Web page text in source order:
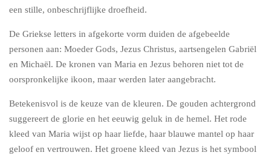
een stille, onbeschrijflijke droefheid.
De Griekse letters in afgekorte vorm duiden de afgebeelde
personen aan: Moeder Gods, Jezus Christus, aartsengelen Gabriël
en Michaël. De kronen van Maria en Jezus behoren niet tot de
oorspronkelijke ikoon, maar werden later aangebracht.
Betekenisvol is de keuze van de kleuren. De gouden achtergrond
suggereert de glorie en het eeuwig geluk in de hemel. Het rode
kleed van Maria wijst op haar liefde, haar blauwe mantel op haar
geloof en vertrouwen. Het groene kleed van Jezus is het symbool